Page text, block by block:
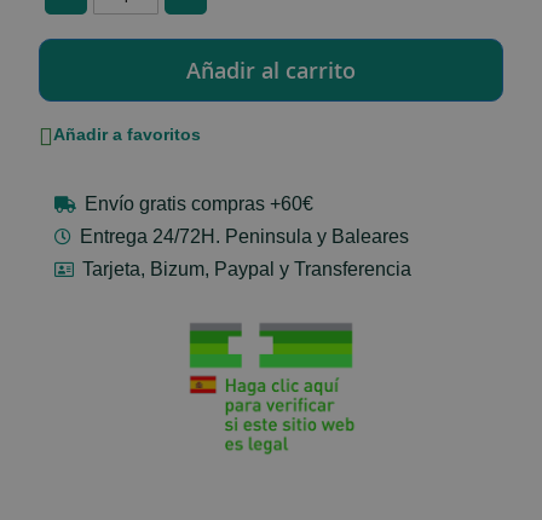
Añadir a favoritos
Envío gratis compras +60€
Entrega 24/72H. Peninsula y Baleares
Tarjeta, Bizum, Paypal y Transferencia